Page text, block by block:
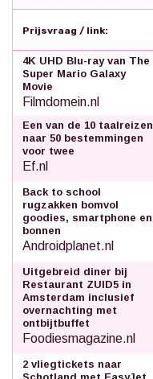
Prijsvraag / link:
4K UHD Blu-ray van The
Super Mario Galaxy
Movie
Filmdomein.nl
Een van de 10 taalreizen
naar 50 bestemmingen
voor twee
Ef.nl
Back to school
rugzakken bomvol
goodies, smartphone en
bonnen
Androidplanet.nl
Uitgebreid diner bij
Restaurant ZUID5 in
Amsterdam inclusief
overnachting met
ontbijtbuffet
Foodiesmagazine.nl
2 vliegtickets naar